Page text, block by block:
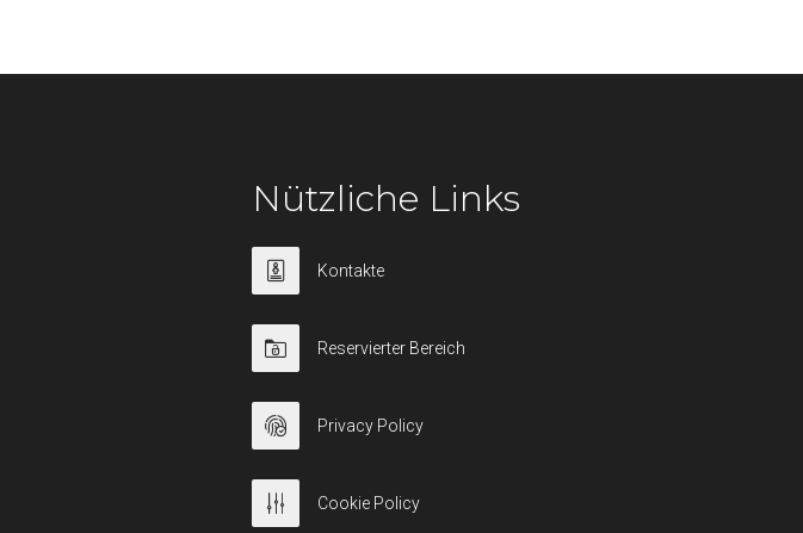
Nützliche Links
Kontakte
Reservierter Bereich
Privacy Policy
Cookie Policy